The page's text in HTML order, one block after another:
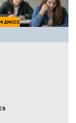
AMIGO